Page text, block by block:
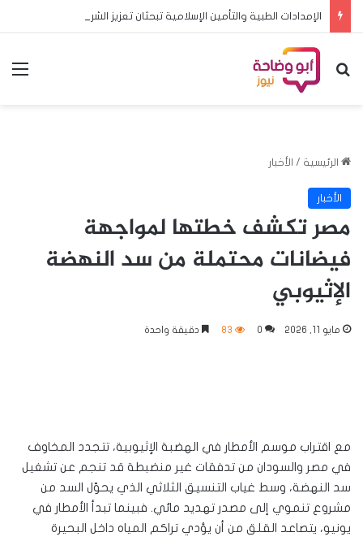
بحث عن
الرئيسية / الأخبار
الأخبار
مصر تكشف خطتها لمواجهة
فيضانات محتملة من سد النهضة
الإثيوبي
مايو 11, 2026 0
83 دقيقة واحدة
مع اقتراب موسم الأمطار في الهضبة الإثيوبية، تتجدد المخاوف
في مصر والسودان من تدفقات غير منضبطة قد تنجم عن تشغيل
سد النهضة، وسط غياب التنسيق الثلاثي الذي يحوّل السد من
مشروع تنموي إلى مصدر تهديد مائي. فبينما تبدأ الأمطار في
يونيو، يتصاعد القلق من أن يؤدي تراكم المياه داخل البحيرة